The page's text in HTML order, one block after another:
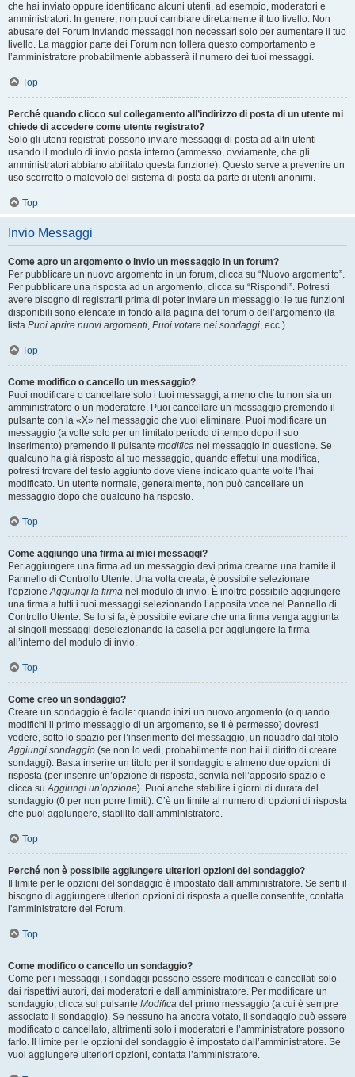
che hai inviato oppure identificano alcuni utenti, ad esempio, moderatori e
amministratori. In genere, non puoi cambiare direttamente il tuo livello. Non
abusare del Forum inviando messaggi non necessari solo per aumentare il tuo
livello. La maggior parte dei Forum non tollera questo comportamento e
l’amministratore probabilmente abbasserà il numero dei tuoi messaggi.
Top
Perché quando clicco sul collegamento all’indirizzo di posta di un utente mi
chiede di accedere come utente registrato?
Solo gli utenti registrati possono inviare messaggi di posta ad altri utenti
usando il modulo di invio posta interno (ammesso, ovviamente, che gli
amministratori abbiano abilitato questa funzione). Questo serve a prevenire un
uso scorretto o malevolo del sistema di posta da parte di utenti anonimi.
Top
Invio Messaggi
Come apro un argomento o invio un messaggio in un forum?
Per pubblicare un nuovo argomento in un forum, clicca su “Nuovo argomento”.
Per pubblicare una risposta ad un argomento, clicca su “Rispondi”. Potresti
avere bisogno di registrarti prima di poter inviare un messaggio: le tue funzioni
disponibili sono elencate in fondo alla pagina del forum o dell’argomento (la
lista Puoi aprire nuovi argomenti, Puoi votare nei sondaggi, ecc.).
Top
Come modifico o cancello un messaggio?
Puoi modificare o cancellare solo i tuoi messaggi, a meno che tu non sia un
amministratore o un moderatore. Puoi cancellare un messaggio premendo il
pulsante con la «X» nel messaggio che vuoi eliminare. Puoi modificare un
messaggio (a volte solo per un limitato periodo di tempo dopo il suo
inserimento) premendo il pulsante modifica nel messaggio in questione. Se
qualcuno ha già risposto al tuo messaggio, quando effettui una modifica,
potresti trovare del testo aggiunto dove viene indicato quante volte l’hai
modificato. Un utente normale, generalmente, non può cancellare un
messaggio dopo che qualcuno ha risposto.
Top
Come aggiungo una firma ai miei messaggi?
Per aggiungere una firma ad un messaggio devi prima crearne una tramite il
Pannello di Controllo Utente. Una volta creata, è possibile selezionare
l’opzioneAggiungi la firma nel modulo di invio. È inoltre possibile aggiungere
una firma a tutti i tuoi messaggi selezionando l’apposita voce nel Pannello di
Controllo Utente. Se lo si fa, è possibile evitare che una firma venga aggiunta
ai singoli messaggi deselezionando la casella per aggiungere la firma
all’interno del modulo di invio.
Top
Come creo un sondaggio?
Creare un sondaggio è facile: quando inizi un nuovo argomento (o quando
modifichi il primo messaggio di un argomento, se ti è permesso) dovresti
vedere, sotto lo spazio per l’inserimento del messaggio, un riquadro dal titolo
Aggiungi sondaggio (se non lo vedi, probabilmente non hai il diritto di creare
sondaggi). Basta inserire un titolo per il sondaggio e almeno due opzioni di
risposta (per inserire un’opzione di risposta, scrivila nell’apposito spazio e
clicca suAggiungi un’opzione). Puoi anche stabilire i giorni di durata del
sondaggio (0 per non porre limiti). C’è un limite al numero di opzioni di risposta
che puoi aggiungere, stabilito dall’amministratore.
Top
Perché non è possibile aggiungere ulteriori opzioni del sondaggio?
Il limite per le opzioni del sondaggio è impostato dall’amministratore. Se senti il
bisogno di aggiungere ulteriori opzioni di risposta a quelle consentite, contatta
l’amministratore del Forum.
Top
Come modifico o cancello un sondaggio?
Come per i messaggi, i sondaggi possono essere modificati e cancellati solo
dai rispettivi autori, dai moderatori e dall’amministratore. Per modificare un
sondaggio, clicca sul pulsante Modifica del primo messaggio (a cui è sempre
associato il sondaggio). Se nessuno ha ancora votato, il sondaggio può essere
modificato o cancellato, altrimenti solo i moderatori e l’amministratore possono
farlo. Il limite per le opzioni del sondaggio è impostato dall’amministratore. Se
vuoi aggiungere ulteriori opzioni, contatta l’amministratore.